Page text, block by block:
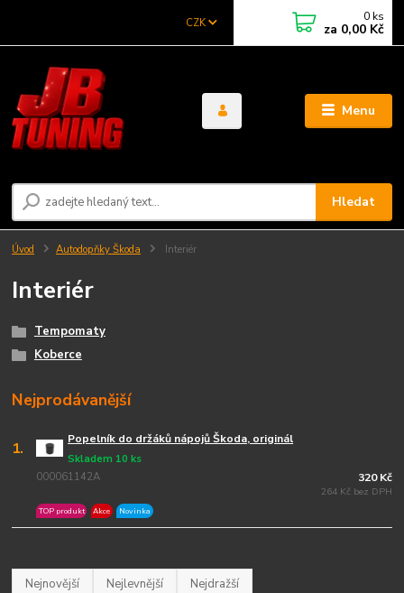
Menu
CZK
Hledat
0 ks
za 0,00 Kč
Úvod Autodopňky Škoda Interiér
Interiér
Tempomaty
Koberce
Nejprodávanější
1. Popelník do držáků nápojů Škoda, originál
000061142A
Skladem 10 ks
TOP produkt Akce Novinka
320 Kč
264 Kč bez DPH
Nejnovější Nejlevnější Nejdražší